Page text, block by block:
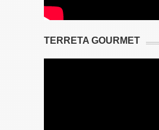
TERRETA GOURMET